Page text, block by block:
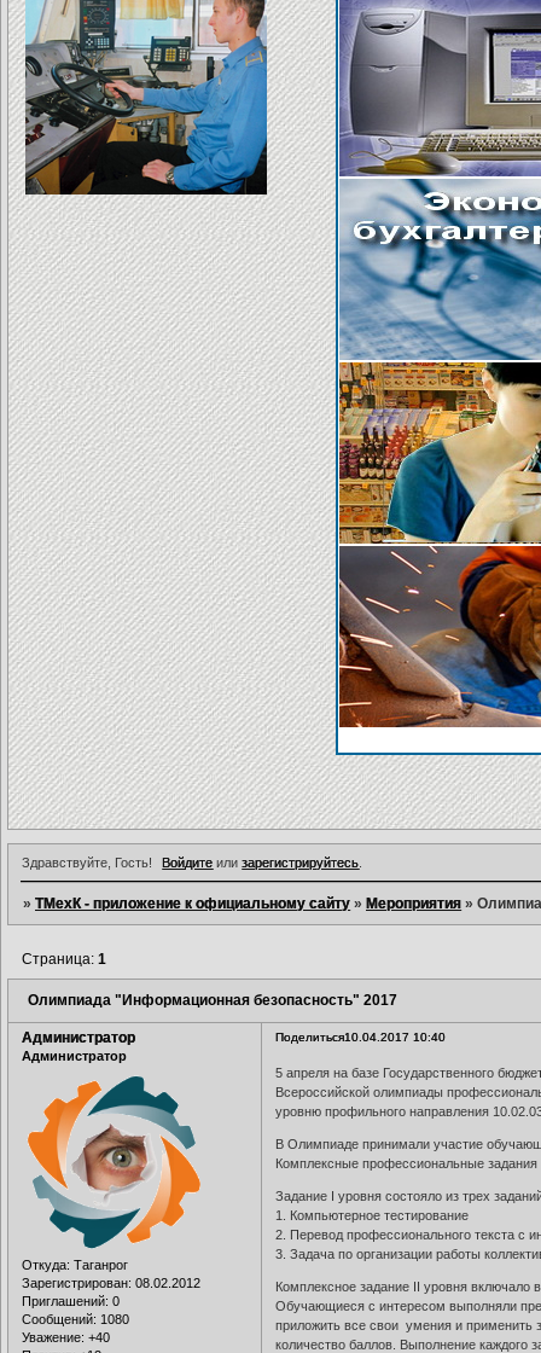
Здравствуйте, Гость! Войдите илизарегистрируйтесь
»ТМехК - приложение к официальному сайту » Мероприятия »
Олимпиада "Информационная безопасность" 2017
Страница:1
Поделиться10.04.2017 10:40
Администратор
Администратор
Откуда: Таганрог
Зарегистрирован: 08.02.2012
Приглашений: 0
Сообщений: 1080
Уважение: +40
5 апреля на базе Государственного
Всероссийской олимпиады
уровню профильного направления
В Олимпиаде принимали участие
Комплексные профессиональные задания
Задание I уровня состояло из трех
1. Компьютерное тестирование
2. Перевод профессионального текста с
3. Задача по организации работы
Комплексное задание II уровня включало
Обучающиеся с интересом выполняли
приложить все свои умения и
количество баллов. Выполнение каждого